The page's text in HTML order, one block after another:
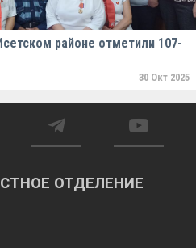
районе отметили 107-
30 Окт 2025
ОТДЕЛЕНИЕ